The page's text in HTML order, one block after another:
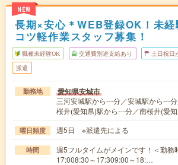
NEW
長期×安心＊WEB登録OK！未経
コツ軽作業スタッフ募集！
職種未経験OK 交通費別途支給あり 土日祝日
派遣
勤務地 愛知県安城市
三河安城駅から---分／安城駅から---
桜井(愛知県)駅から---分／南桜井(愛
曜日頻度 週5日 ※派遣先による
時間
週5フルタイムがメインです！＜勤務
17:008:30～17:309:00～18:…